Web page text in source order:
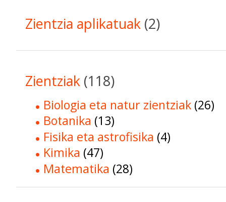
Zientzia aplikatuak (2)
Zientziak (118)
Biologia eta natur zientziak (26)
Botanika (13)
Fisika eta astrofisika (4)
Kimika (47)
Matematika (28)